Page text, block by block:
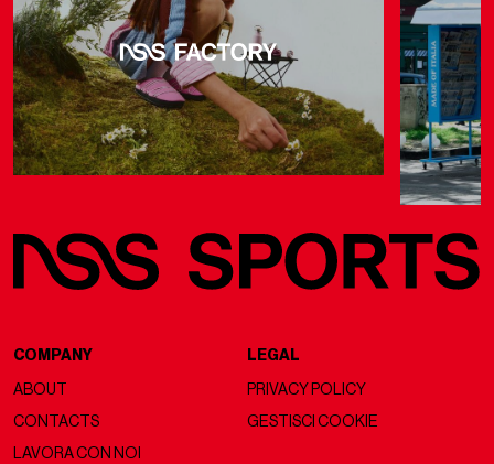
COMPANY
ABOUT
CONTACTS
LAVORA CON NOI
LEGAL
PRIVACY POLICY
GESTISCI COOKIE